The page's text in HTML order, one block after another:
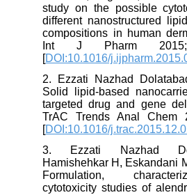
study on the possible
different nanostructured
compositions in human
Int J Pharm
[DOI:10.1016/
2. Ezzati Nazhad
Solid lipid-based
targeted drug and gene
TrAC Trends Anal Chem
[DOI:10.1016/
3. Ezzati Nazhad
Hamishehkar H, Eskandani
Formulation,
cytotoxicity studies of